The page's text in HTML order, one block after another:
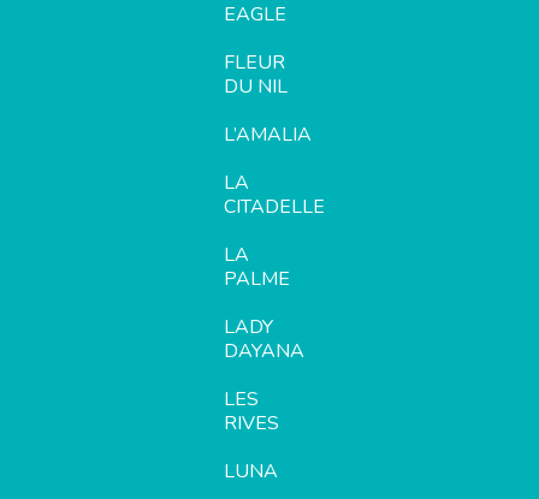
EAGLE
FLEUR
DU NIL
L’AMALIA
LA
CITADELLE
LA
PALME
LADY
DAYANA
LES
RIVES
LUNA